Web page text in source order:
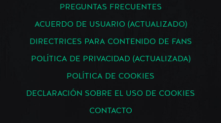
PREGUNTAS FRECUENTES
ACUERDO DE USUARIO (ACTUALIZADO)
DIRECTRICES PARA CONTENIDO DE FANS
POLÍTICA DE PRIVACIDAD (ACTUALIZADA)
POLÍTICA DE COOKIES
DECLARACIÓN SOBRE EL USO DE COOKIES
CONTACTO